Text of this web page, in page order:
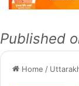
Published
Home /